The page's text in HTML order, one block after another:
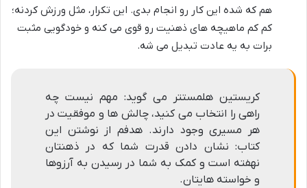
هم که شده این کار رو انجام بدی. این تکرار، مثل ورزش کردنه؛
کم کم ماهیچه های ذهنیت رو قوی می کنه و خودگویی مثبت
برات به یه عادت تبدیل می شه.
کریستین هلمستتر می گوید: مهم نیست چه
راهی را انتخاب می کنید، چالش ها و موفقیت در
هر مسیری وجود دارند. هدفم از نوشتن این
کتاب: نشان دادن قدرت شما که در ذهنتان
نهفته است و کمک به شما در رسیدن به آرزوها
و خواسته هایتان.